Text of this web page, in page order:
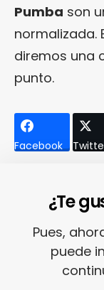
Pumba son
normalizada.
diremos una
punto.
Facebook
¿Te
Pues,
puede